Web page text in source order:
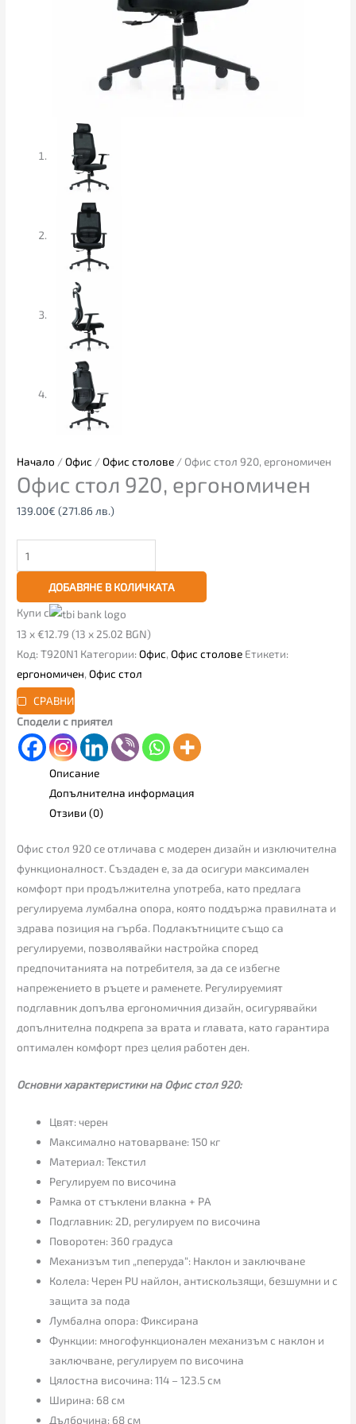
Начало /Офис /Офис столове / Офис стол 920, ергономичен
Офис стол 920, ергономичен
139.00€ (271.86 лв.)
ДОБАВЯНЕ В КОЛИЧКАТА
Купи с
13 x €12.79 (13 x 25.02 BGN)
Код:T920N1 Категории:Офис,Офис столове Етикети:
ергономичен,Офис стол
СРАВНИ
Сподели с приятел
Описание
Допълнителна информация
Отзиви (0)
Офис стол 920 се отличава с модерен дизайн и изключителна
функционалност. Създаден е, за да осигури максимален
комфорт при продължителна употреба, като предлага
регулируема лумбална опора, която поддържа правилната и
здрава позиция на гърба. Подлакътниците също са
регулируеми, позволявайки настройка според
предпочитанията на потребителя, за да се избегне
напрежението в ръцете и раменете. Регулируемият
подглавник допълва ергономичния дизайн, осигурявайки
допълнителна подкрепа за врата и главата, като гарантира
оптимален комфорт през целия работен ден.
Основни характеристики на Офис стол 920:
Цвят: черен
Максимално натоварване: 150 кг
Материал: Текстил
Регулируем по височина
Рамка от стъклени влакна + PA
Подглавник: 2D, регулируем по височина
Поворотен: 360 градуса
Механизъм тип „пеперуда“: Наклон и заключване
Колела: Черен PU найлон, антискользящи, безшумни и с
защита за пода
Лумбална опора: Фиксирана
Функции: многофункционален механизъм с наклон и
заключване, регулируем по височина
Цялостна височина: 114 – 123.5 см
Ширина: 68 см
Дълбочина: 68 см